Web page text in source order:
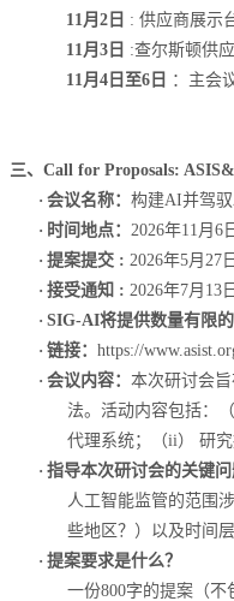
11月2 日 :供应商展示
11月3 日 :查尔斯顿供
11月4 日至6 日 ：主会
三、 Call for Proposals:
· 会议名称： 构建AI并驾驭
· 时间地点： 2026年11月 6
· 提案提交 : 2026年5月 27
· 接受通知 : 2026年7月 13日
· SIG-AI将提供数量有限
· 链接： https://
· 会议内容： 本次研讨会
法。活动内容包括：（
代理系统；（ii） 研
· 指导本次研讨会的关键
人工智能监管的范围
些地区？）以及时间
· 提案要求是什么？
一份800字的提案（不